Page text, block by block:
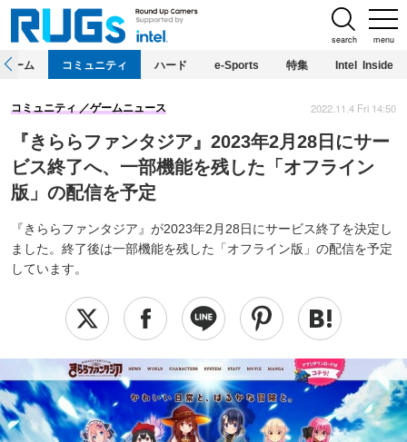
menu
search
ホーム コミュニティ ハード e-Sports 特集 Intel Inside
『きららファンタジア』2023年2月28日にサー
ビス終了へ、一部機能を残した「オフライン
版」の配信を予定
『きららファンタジア』が2023年2月28日にサービス終了を決定し
ました。終了後は一部機能を残した「オフライン版」の配信を予定
しています。
コミュニティ ゲームニュース 2022.11.4 Fri 14:50